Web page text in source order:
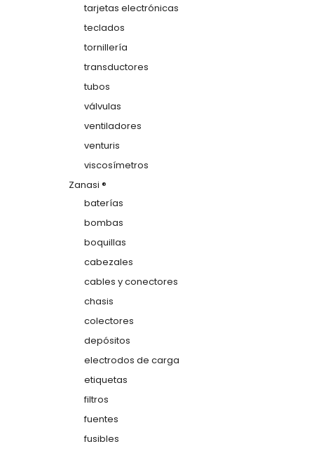
tarjetas electrónicas
teclados
tornillería
transductores
tubos
válvulas
ventiladores
venturis
viscosímetros
Zanasi ®
baterías
bombas
boquillas
cabezales
cables y conectores
chasis
colectores
depósitos
electrodos de carga
etiquetas
filtros
fuentes
fusibles